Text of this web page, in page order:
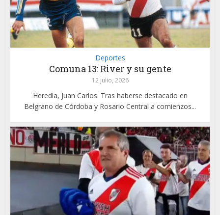
Deportes
Comuna 13: River y su gente
12 julio, 2026
Heredia, Juan Carlos. Tras haberse destacado en
Belgrano de Córdoba y Rosario Central a comienzos...